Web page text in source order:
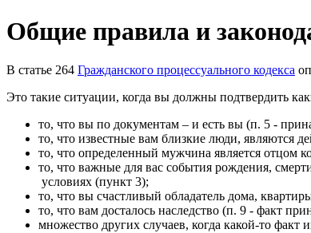
Общие правила и
В статье 264 Гражданского процессуального кодекса
Это такие ситуации, когда вы должны подтвердить
то, что вы по документам – и есть вы (п. 5 -
то, что известные вам близкие люди, являются
то, что определенный мужчина является отцом
то, что важные для вас события рождения,
условиях (пункт 3);
то, что вы счастливый обладатель дома,
то, что вам досталось наследство (п. 9 - факт
множество других случаев, когда какой-то факт